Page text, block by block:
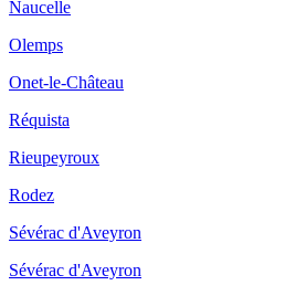
Naucelle
Olemps
Onet-le-Château
Réquista
Rieupeyroux
Rodez
Sévérac d'Aveyron
Sévérac d'Aveyron